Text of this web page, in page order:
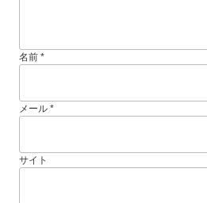
名前 *
メール *
サイト